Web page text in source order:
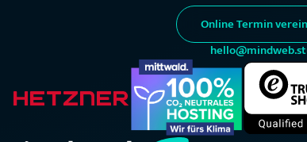
Online Termin